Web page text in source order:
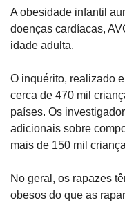
A obesidade infantil
doenças cardíacas,
idade adulta.
O inquérito, realizado
cerca de 470 mil
países. Os
adicionais sobre
mais de 150 mil
No geral, os rapazes
obesos do que as